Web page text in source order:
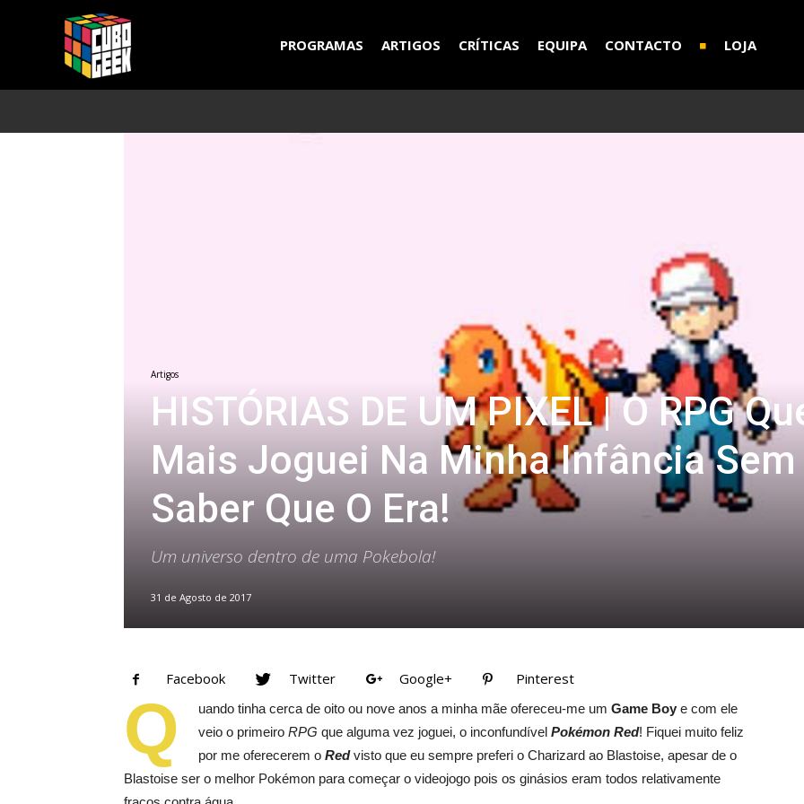
Geek
PROGRAMAS ARTIGOS CRÍTICAS EQUIPA CONTACTO LOJA
Artigos
HISTÓRIAS DE UM PIXEL | O RPG
Mais Joguei Na Minha Infância Sem
Saber Que O Era!
Um universo dentro de uma Pokebola!
31 de Agosto de 2017
Facebook Twitter Google+ Pinterest
Q uando tinha cerca de oito ou nove anos a minha mãe ofereceu-me um Game Boy e com ele
veio o primeiro RPG que alguma vez joguei, o inconfundível Pokémon Red! Fiquei muito feliz
por me oferecerem o Redvisto que eu sempre preferi o Charizard ao Blastoise, apesar de o
Blastoise ser o melhor Pokémon para começar o videojogo pois os ginásios eram todos relativamente